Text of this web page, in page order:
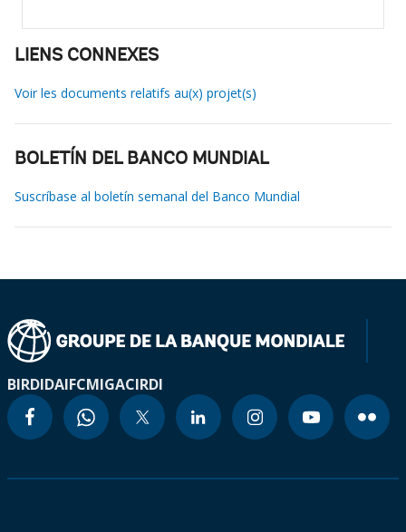
LIENS CONNEXES
Voir les documents relatifs au(x) projet(s)
BOLETÍN DEL BANCO MUNDIAL
Suscríbase al boletín semanal del Banco Mundial
BIRDIDAIFCMIGACIRDI